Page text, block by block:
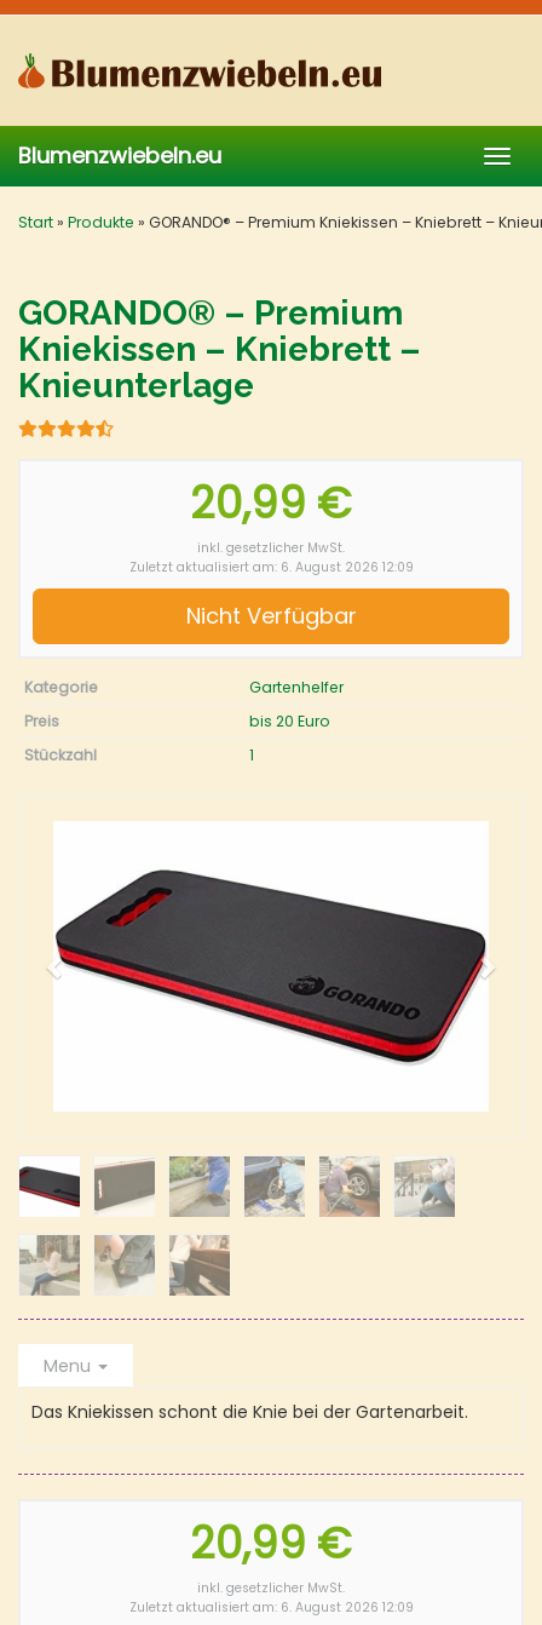
Skip
main
content
Blumenzwiebeln.eu
Start» Produkte » GORANDO® – Premium Kniekissen – Kniebrett –
GORANDO® – Premium
Kniekissen – Kniebrett –
Knieunterlage
20,99 €
inkl. gesetzlicher MwSt.
Zuletzt aktualisiert am: 6. August 2026 12:09
Nicht Verfügbar
Kategorie
Gartenhelfer
Preis
bis 20 Euro
Stückzahl
1
Menu
Das Kniekissen schont die Knie bei der Gartenarbeit.
20,99 €
inkl. gesetzlicher MwSt.
Zuletzt aktualisiert am: 6. August 2026 12:09